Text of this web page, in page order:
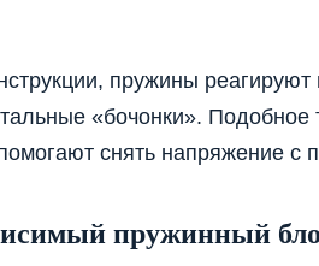
пружины реагируют
«бочонки». Подобное
снять напряжение с
пружинный